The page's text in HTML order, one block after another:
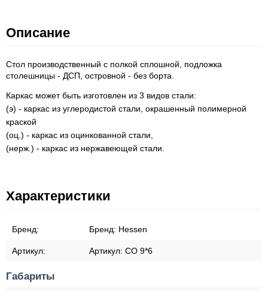
Описание
Стол производственный с полкой сплошной, подложка
столешницы - ДСП, островной - без борта.
Каркас может быть изготовлен из 3 видов стали:
(э) - каркас из углеродистой стали, окрашенный полимерной
краской
(оц.) - каркас из оцинкованной стали,
(нерж.) - каркас из нержавеющей стали.
Характеристики
Бренд: Бренд: Hessen
Артикул: Артикул: СО 9*6
Габариты